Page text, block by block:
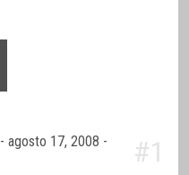
-agosto 17, 2008 -
#1